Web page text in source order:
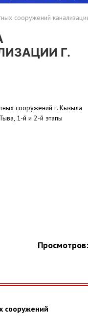
сооружений
Г.
сооружений г. Кызыла
1-й и 2-й этапы
сооружений